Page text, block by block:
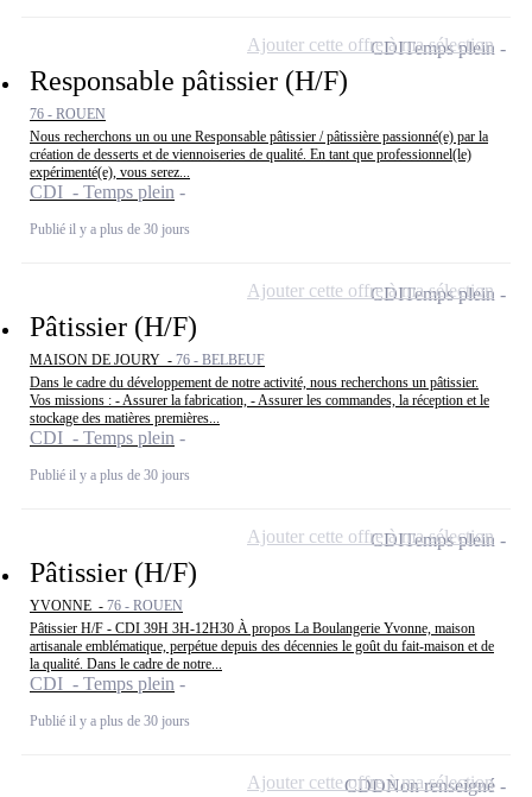
Responsable pâtissier (H/F)
76 - ROUEN
Nous recherchons un ou une Responsable pâtissier / pâtissière passionné(e) par la
création de desserts et de viennoiseries de qualité. En tant que professionnel(le)
expérimenté(e), vous serez...
CDI - Temps plein
Publié il y a plus de 30 jours
CDITemps plein
Ajouter cette offre à ma sélection
Pâtissier (H/F)
MAISON DE JOURY - 76 - BELBEUF
Dans le cadre du développement de notre activité, nous recherchons un pâtissier.
Vos missions : - Assurer la fabrication, - Assurer les commandes, la réception et le
stockage des matières premières...
CDI - Temps plein
Publié il y a plus de 30 jours
CDITemps plein
Ajouter cette offre à ma sélection
Pâtissier (H/F)
YVONNE - 76 - ROUEN
Pâtissier H/F - CDI 39H 3H-12H30 À propos La Boulangerie Yvonne, maison
artisanale emblématique, perpétue depuis des décennies le goût du fait-maison et de
la qualité. Dans le cadre de notre...
CDI - Temps plein
Publié il y a plus de 30 jours
CDITemps plein
Ajouter cette offre à ma sélection
CDDNon renseigné
Ajouter cette offre à ma sélection